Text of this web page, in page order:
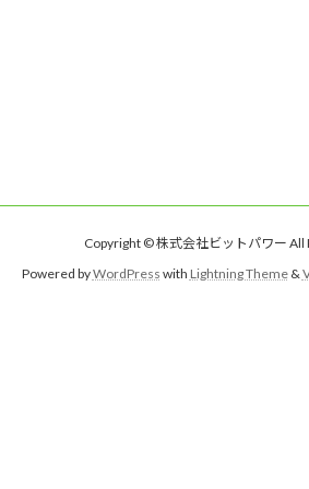
Copyright © 株式会社ビットパワー All
Powered byWordPress with Lightning Theme&